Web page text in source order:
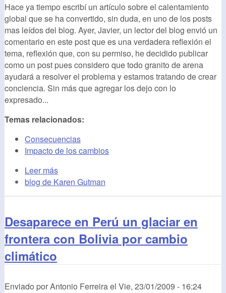
Hace ya tiempo escribí un artículo sobre el calentamiento
global que se ha convertido, sin duda, en uno de los posts
mas leídos del blog. Ayer, Javier, un lector del blog envió un
comentario en este post que es una verdadera reflexión el
tema, reflexión que, con su permiso, he decidido publicar
como un post pues considero que todo granito de arena
ayudará a resolver el problema y estamos tratando de crear
conciencia. Sin más que agregar los dejo con lo
expresado...
Temas relacionados:
Consecuencias
Impacto de los cambios
Leer más
blog de Karen Gutman
Desaparece en Perú un glaciar en
frontera con Bolivia por cambio
climático
Enviado porAntonio Ferreirael Vie, 23/01/2009 - 16:24